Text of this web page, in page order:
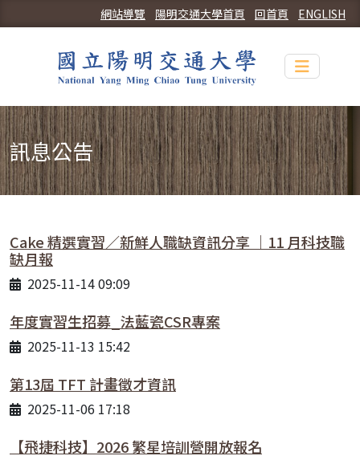
ENGLISH
回首頁
陽明交通大學首頁
網站導覽
Toggle
訊息公告
Cake 精選實習／新鮮人職缺資訊分享 ｜11 月科技職
缺月報
2025-11-14 09:09
年度實習生招募_法藍瓷CSR專案
2025-11-13 15:42
第13屆 TFT 計畫徵才資訊
2025-11-06 17:18
【飛捷科技】2026 繁星培訓營開放報名